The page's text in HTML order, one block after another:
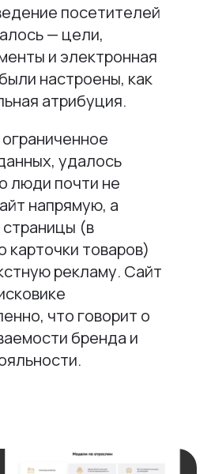
посетителей
— цели,
и электронная
настроены, как
атрибуция.
удалось
люди почти не
напрямую, а
(в
карточки товаров)
рекламу. Сайт
что говорит о
бренда и